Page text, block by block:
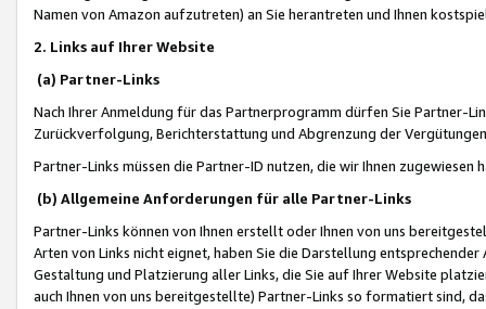
Namen von Amazon aufzutreten) an Sie herantreten und Ihnen
2. Links auf Ihrer Website
(a) Partner-Links
Nach Ihrer Anmeldung für das Partnerprogramm dürfen Sie Partner-
Zurückverfolgung, Berichterstattung und Abgrenzung der
Partner-Links müssen die Partner-ID nutzen, die wir Ihnen zugewiesen
(b) Allgemeine Anforderungen für alle Partner-Links
Partner-Links können von Ihnen erstellt oder Ihnen von uns
Arten von Links nicht eignet, haben Sie die Darstellung
Gestaltung und Platzierung aller Links, die Sie auf Ihrer Website
auch Ihnen von uns bereitgestellte) Partner-Links so formatiert sind,